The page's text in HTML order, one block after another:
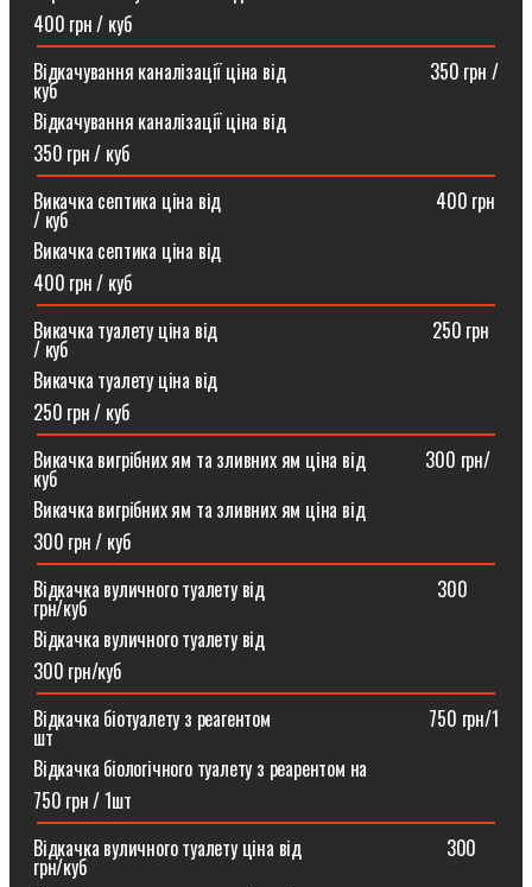
400 грн / куб
Відкачування каналізації ціна від ⠀⠀⠀⠀⠀⠀⠀⠀⠀⠀350 грн /
куб
Відкачування каналізації ціна від
350 грн / куб
Викачка септика ціна від ⠀⠀⠀⠀⠀⠀⠀⠀⠀⠀⠀⠀⠀⠀⠀400 грн
/ куб
Викачка септика ціна від
400 грн / куб
Викачка туалету ціна від ⠀⠀⠀⠀⠀⠀⠀⠀⠀⠀⠀⠀⠀⠀⠀250 грн
/ куб⠀
Викачка туалету ціна від
250 грн / куб
Викачка вигрібних ям та зливних ям ціна від ⠀⠀⠀⠀300 грн/
куб
Викачка вигрібних ям та зливних ям ціна від
300 грн / куб
Відкачка вуличного туалету від ⠀⠀⠀⠀⠀⠀⠀⠀⠀⠀⠀⠀300
грн/куб
Відкачка вуличного туалету від
300 грн/куб
Відкачка біотуалету з реагентом ⠀⠀⠀⠀⠀⠀⠀⠀⠀⠀⠀750 грн/1
шт
Відкачка біологічного туалету з реарентом на
750 грн / 1шт
Відкачка вуличного туалету ціна від ⠀⠀⠀⠀⠀⠀⠀⠀⠀⠀300
грн/куб